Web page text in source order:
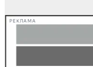
РЕКЛАМА